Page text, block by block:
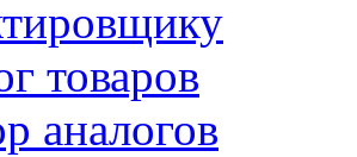
товаров
аналогов